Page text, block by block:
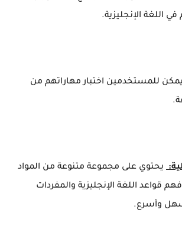
اللغة الإنجليزية.
يمكن للمستخدمين اختبار مهاراتهم من
يحتوي على مجموعة متنوعة من المواد
قواعد اللغة الإنجليزية والمفردات
وأسرع.